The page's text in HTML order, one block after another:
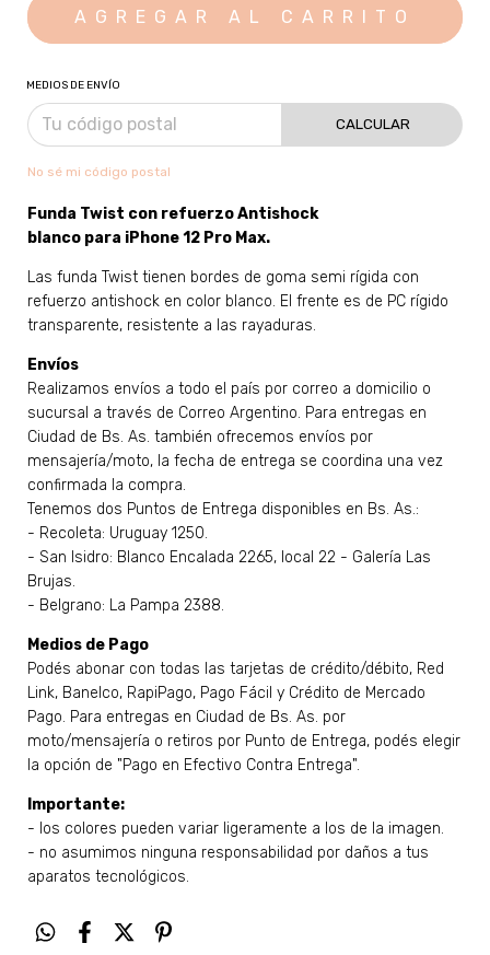
MEDIOS DE ENVÍO
CALCULAR
No sé mi código postal
Funda Twist con refuerzo Antishock
blanco para iPhone 12 Pro Max.
Las funda Twist tienen bordes de goma semi rígida con
refuerzo antishock en color blanco. El frente es de PC rígido
transparente, resistente a las rayaduras.
Envíos
Realizamos envíos a todo el país por correo a domicilio o
sucursal a través de Correo Argentino. Para entregas en
Ciudad de Bs. As. también ofrecemos envíos por
mensajería/moto, la fecha de entrega se coordina una vez
confirmada la compra.
Tenemos dos Puntos de Entrega disponibles en Bs. As.:
- Recoleta: Uruguay 1250.
- San Isidro: Blanco Encalada 2265, local 22 - Galería Las
Brujas.
- Belgrano: La Pampa 2388.
Medios de Pago
Podés abonar con todas las tarjetas de crédito/débito, Red
Link, Banelco, RapiPago, Pago Fácil y Crédito de Mercado
Pago. Para entregas en Ciudad de Bs. As. por
moto/mensajería o retiros por Punto de Entrega, podés elegir
la opción de "Pago en Efectivo Contra Entrega".
Importante:
- los colores pueden variar ligeramente a los de la imagen.
- no asumimos ninguna responsabilidad por daños a tus
aparatos tecnológicos.